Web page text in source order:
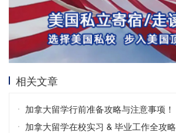
相关文章
加拿大留学行前准备攻略与注意事项！
加拿大留学在校实习 & 毕业工作全攻略